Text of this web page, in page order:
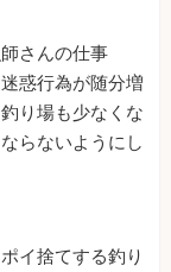
さんの仕事
惑行為が随分増
り場も少なくな
らないようにし
イ捨てする釣り